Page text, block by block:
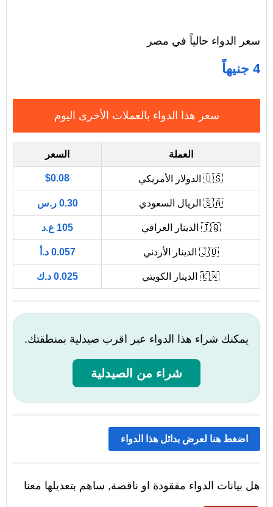
سعر الدواء حالياً في مصر
4 جنيهاً
سعر هذا الدواء بالعملات الأخرى اليوم
العملة السعر
🇺🇸 الدولار الأمريكي $0.08
🇸🇦 الريال السعودي 0.30 ر.س
🇮🇶 الدينار العراقي 105 ع.د
🇯🇴 الدينار الأردني 0.057 د.أ
🇰🇼 الدينار الكويتي 0.025 د.ك
يمكنك شراء هذا الدواء عبر اقرب صيدلية بمنطقتك.
شراء من الصيدلية
اضغط هنا لعرض بدائل هذا الدواء
هل بيانات الدواء مفقودة او ناقصة, ساهم بتعديلها معنا